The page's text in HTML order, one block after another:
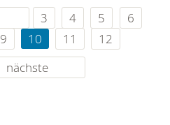
3 4 5
6
9 10 11
12
nächste